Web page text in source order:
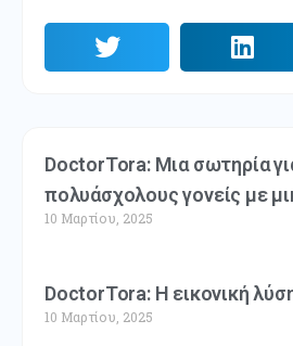
DoctorTora: Μια σωτηρία
πολυάσχολους γονείς με
10 Μαρτίου, 2025
DoctorTora: Η εικονική
10 Μαρτίου, 2025